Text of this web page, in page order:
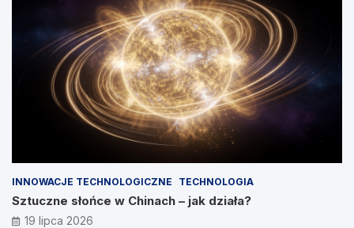
INNOWACJE TECHNOLOGICZNE TECHNOLOGIA
Sztuczne słońce w Chinach – jak działa?
19 lipca 2026